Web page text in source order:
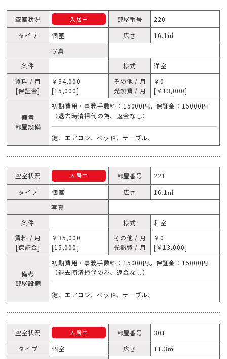
空室状況 入居中 部屋番号
220
タイプ
個室 広さ
16.1㎥
写真
条件
様式
洋室
賃料 / 月
[保証金]
￥34,000
[15,000]
その他 / 月
光熱費 / 月
￥0
[￥13,000]
備考
部屋設備
初期費用・事務手数料：15000円。保証金：15000円
（退去時清掃代の為、返金なし）
鍵、エアコン、ベッド、テーブル、
空室状況 入居中 部屋番号
221
タイプ
個室 広さ
16.1㎥
写真
条件
様式
和室
賃料 / 月
[保証金]
￥35,000
[15,000]
その他 / 月
光熱費 / 月
￥0
[￥13,000]
備考
部屋設備
初期費用・事務手数料：15000円。保証金：15000円
（退去時清掃代の為、返金なし）
鍵、エアコン、ベッド、テーブル、
空室状況 入居中 部屋番号
301
タイプ
個室 広さ
11.3㎥